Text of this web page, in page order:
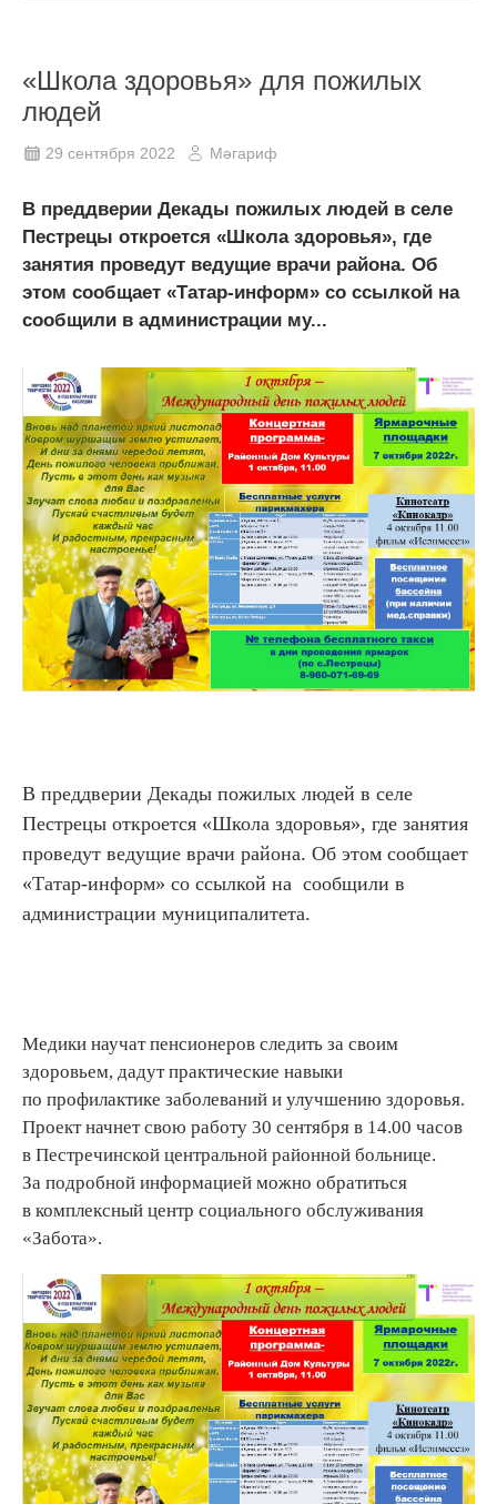
«Школа здоровья» для пожилых
людей
29 сентября 2022 Мәгариф
В преддверии Декады пожилых людей в селе
Пестрецы откроется «Школа здоровья», где
занятия проведут ведущие врачи района. Об
этом сообщает «Татар-информ» со ссылкой на
сообщили в администрации му...
В преддверии Декады пожилых людей в селе
Пестрецы откроется «Школа здоровья», где занятия
проведут ведущие врачи района. Об этом сообщает
«Татар-информ» со ссылкой на сообщили в
администрации муниципалитета.
Медики научат пенсионеров следить за своим
здоровьем, дадут практические навыки
по профилактике заболеваний и улучшению здоровья.
Проект начнет свою работу 30 сентября в 14.00 часов
в Пестречинской центральной районной больнице.
За подробной информацией можно обратиться
в комплексный центр социального обслуживания
«Забота».